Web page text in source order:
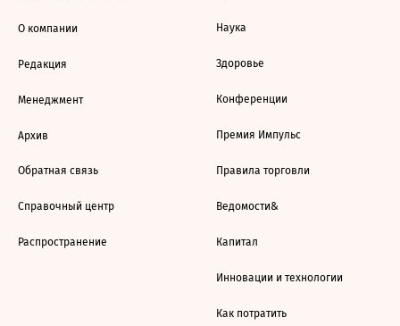
О компании
Редакция
Менеджмент
Архив
Обратная связь
Справочный центр
Распространение
Наука
Здоровье
Конференции
Премия Импульс
Правила торговли
Ведомости&
Капитал
Инновации и технологии
Как потратить